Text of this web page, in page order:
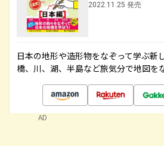
2022.11.25 発売
日本の地形や造形物をなぞって学ぶ新
橋、川、湖、半島など旅気分で地図を
AD